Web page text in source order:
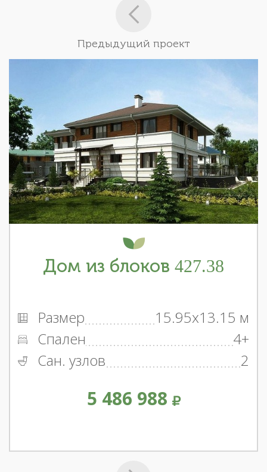
Предыдущий проект
Дом из блоков 427.38
Размер
15.95x13.15 м
Спален
4+
Сан. узлов
2
5 486 988